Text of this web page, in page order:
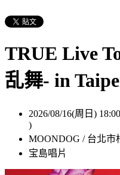
TRUE Live
乱舞- in
2026/08/16(周日)
)
MOONDOG / 台北市
宝島唱片